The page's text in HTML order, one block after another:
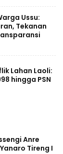
Ussu:
Tekanan
Lahan Laoli:
hingga PSN
Anre
Tireng I